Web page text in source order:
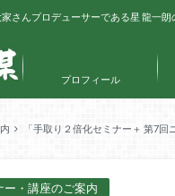
さんプロデューサーである星 龍一
プロフィール
「手取り２倍化セミナー＋ 第7
ー・講座のご案内